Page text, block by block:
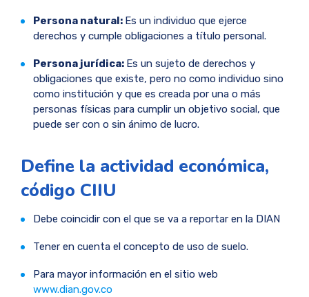
Persona natural: Es un individuo que ejerce
derechos y cumple obligaciones a título personal.
Persona jurídica: Es un sujeto de derechos y
obligaciones que existe, pero no como individuo sino
como institución y que es creada por una o más
personas físicas para cumplir un objetivo social, que
puede ser con o sin ánimo de lucro.
Define la actividad económica,
código CIIU
Debe coincidir con el que se va a reportar en la DIAN
Tener en cuenta el concepto de uso de suelo.
Para mayor información en el sitio web
www.dian.gov.co